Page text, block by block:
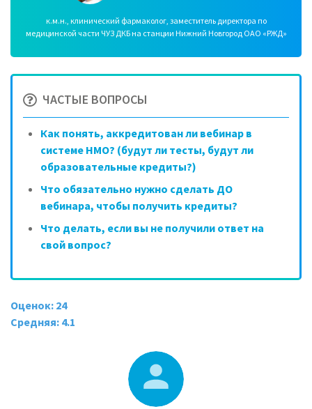
к.м.н., клинический фармаколог, заместитель директора по
медицинской части ЧУЗ ДКБ на станции Нижний Новгород ОАО «РЖД»
ЧАСТЫЕ ВОПРОСЫ
Как понять, аккредитован ли вебинар в
системе НМО? (будут ли тесты, будут ли
образовательные кредиты?)
Что обязательно нужно сделать ДО
вебинара, чтобы получить кредиты?
Что делать, если вы не получили ответ на
свой вопрос?
Оценок: 24
Средняя: 4.1